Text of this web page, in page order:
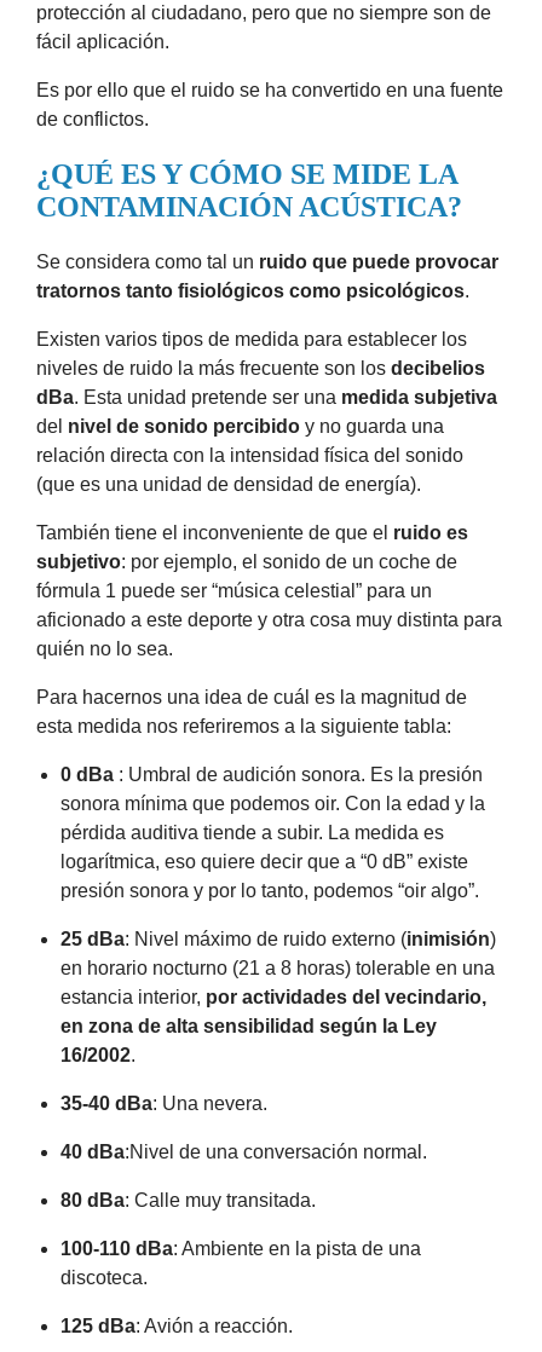
protección al ciudadano, pero que no siempre son de
fácil aplicación.
Es por ello que el ruido se ha convertido en una fuente
de conflictos.
¿QUÉ ES Y CÓMO SE MIDE LA
CONTAMINACIÓN ACÚSTICA?
Se considera como tal un ruido que puede provocar
tratornos tanto fisiológicos como psicológicos.
Existen varios tipos de medida para establecer los
niveles de ruido la más frecuente son los decibelios
dBa. Esta unidad pretende ser una medida subjetiva
del nivel de sonido percibido y no guarda una
relación directa con la intensidad física del sonido
(que es una unidad de densidad de energía).
También tiene el inconveniente de que el ruido es
subjetivo: por ejemplo, el sonido de un coche de
fórmula 1 puede ser “música celestial” para un
aficionado a este deporte y otra cosa muy distinta para
quién no lo sea.
Para hacernos una idea de cuál es la magnitud de
esta medida nos referiremos a la siguiente tabla:
0 dBa : Umbral de audición sonora. Es la presión
sonora mínima que podemos oir. Con la edad y la
pérdida auditiva tiende a subir. La medida es
logarítmica, eso quiere decir que a “0 dB” existe
presión sonora y por lo tanto, podemos “oir algo”.
25 dBa: Nivel máximo de ruido externo (inimisión)
en horario nocturno (21 a 8 horas) tolerable en una
estancia interior, por actividades del vecindario,
en zona de alta sensibilidad según la Ley
16/2002.
35-40 dBa: Una nevera.
40 dBa:Nivel de una conversación normal.
80 dBa: Calle muy transitada.
100-110 dBa: Ambiente en la pista de una
discoteca.
125 dBa: Avión a reacción.